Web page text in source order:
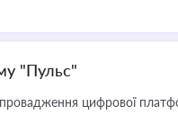
"Пульс"
цифрової